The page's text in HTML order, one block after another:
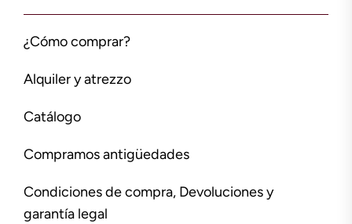
¿Cómo comprar?
Alquiler y atrezzo
Catálogo
Compramos antigüedades
Condiciones de compra, Devoluciones y
garantía legal